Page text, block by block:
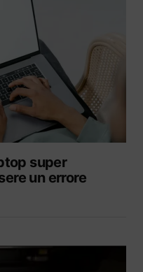
super
un errore